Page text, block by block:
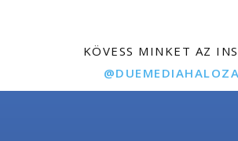
KÖVESS MINKET AZ